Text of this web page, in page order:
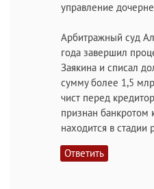
управление
Арбитражный суд
года завершил
Заякина и списал
сумму более 1,5
чист перед
признан банкротом
находится в стадии
Ответить